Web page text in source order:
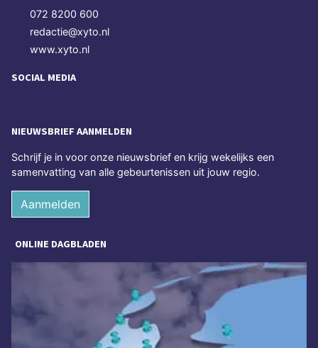
072 8200 600
redactie@xyto.nl
www.xyto.nl
SOCIAL MEDIA
NIEUWSBRIEF AANMELDEN
Schrijf je in voor onze nieuwsbrief en krijg wekelijks een
samenvatting van alle gebeurtenissen uit jouw regio.
Aanmelden
ONLINE DAGBLADEN